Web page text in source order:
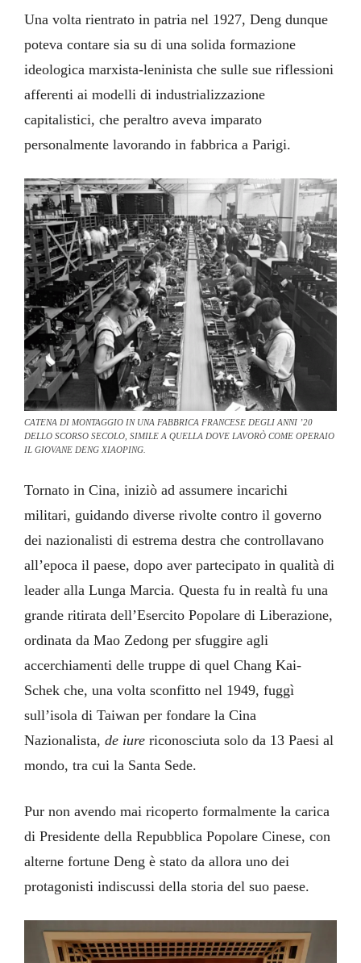
Una volta rientrato in patria nel 1927, Deng dunque
poteva contare sia su di una solida formazione
ideologica marxista-leninista che sulle sue riflessioni
afferenti ai modelli di industrializzazione
capitalistici, che peraltro aveva imparato
personalmente lavorando in fabbrica a Parigi.
CATENA DI MONTAGGIO IN UNA FABBRICA FRANCESE DEGLI ANNI ’20
DELLO SCORSO SECOLO, SIMILE A QUELLA DOVE LAVORÒ COME OPERAIO
IL GIOVANE DENG XIAOPING.
Tornato in Cina, iniziò ad assumere incarichi
militari, guidando diverse rivolte contro il governo
dei nazionalisti di estrema destra che controllavano
all’epoca il paese, dopo aver partecipato in qualità di
leader alla Lunga Marcia. Questa fu in realtà fu una
grande ritirata dell’Esercito Popolare di Liberazione,
ordinata da Mao Zedong per sfuggire agli
accerchiamenti delle truppe di quel Chang Kai-
Schek che, una volta sconfitto nel 1949, fuggì
sull’isola di Taiwan per fondare la Cina
Nazionalista,de iure riconosciuta solo da 13 Paesi al
mondo, tra cui la Santa Sede.
Pur non avendo mai ricoperto formalmente la carica
di Presidente della Repubblica Popolare Cinese, con
alterne fortune Deng è stato da allora uno dei
protagonisti indiscussi della storia del suo paese.